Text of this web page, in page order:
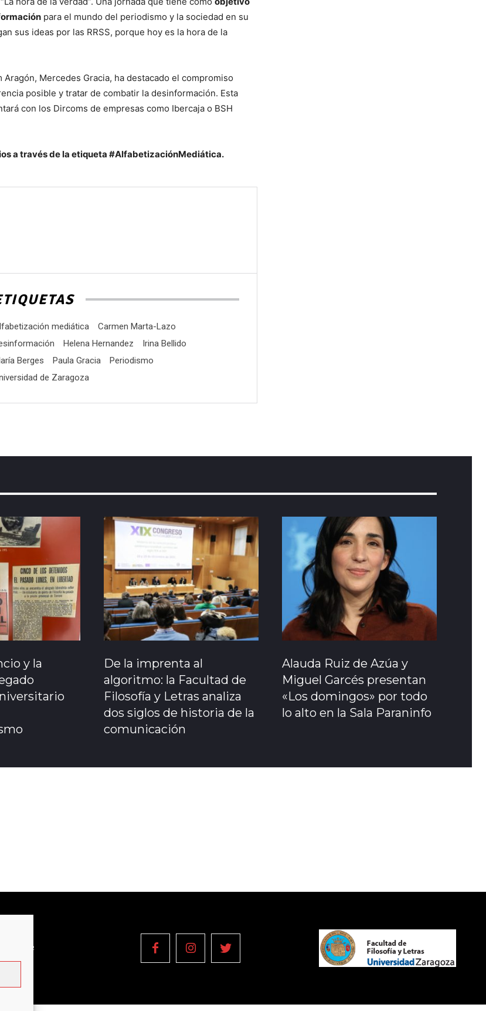
para el mundo del periodismo y la sociedad en su
sus ideas por las RRSS, porque hoy es la hora de la
Mercedes Gracia, ha destacado el compromiso
posible y tratar de combatir la desinformación. Esta
con los Dircoms de empresas como Ibercaja o BSH
a través de la etiqueta #AlfabetizaciónMediática.
mediática
Carmen Marta-Lazo
Helena Hernandez
Irina Bellido
Berges
Paula Gracia
Periodismo
de Zaragoza
y la
De la imprenta al
algoritmo: la Facultad de
Filosofía y Letras analiza
dos siglos de historia de la
comunicación
Alauda Ruiz de Azúa y
Miguel Garcés presentan
«Los domingos» por todo
lo alto en la Sala Paraninfo
© 2022